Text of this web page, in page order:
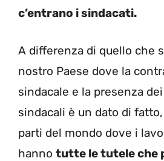
c’entrano i sindacati.
A differenza di quello che
nostro Paese dove la
sindacale e la presenza
sindacali è un dato di
parti del mondo dove i
hanno tutte le tutele che